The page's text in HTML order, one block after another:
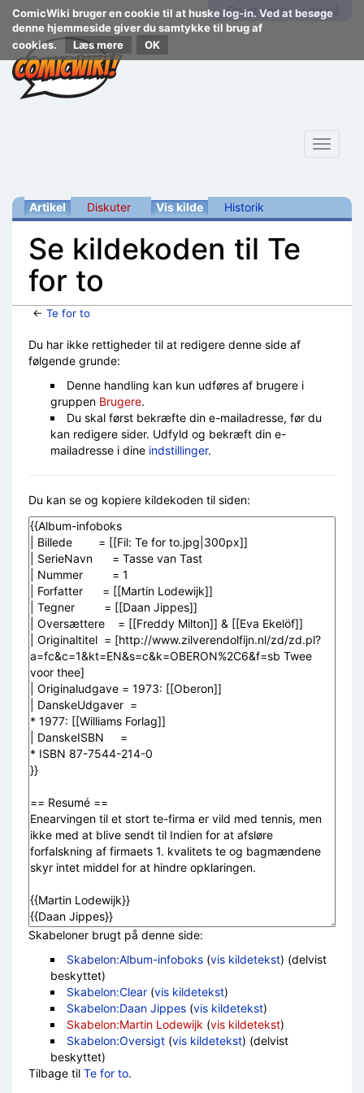
ComicWiki bruger en cookie til at huske log-in. Ved at besøge
denne hjemmeside giver du samtykke til brug af
cookies.
Læs mere
Opret konto Log på
Toggle
Artikel Diskuter Vis kilde Historik
Se kildekoden til Te
for to
← Te for to
Du har ikke rettigheder til at redigere denne side af
følgende grunde:
Denne handling kan kun udføres af brugere i
gruppen Brugere.
Du skal først bekræfte din e-mailadresse, før du
kan redigere sider. Udfyld og bekræft din e-
mailadresse i dine indstillinger.
Du kan se og kopiere kildekoden til siden:
Skabeloner brugt på denne side:
Skabelon:Album-infoboks(vis kildetekst) (delvist
beskyttet)
Skabelon:Clear(vis kildetekst)
Skabelon:Daan Jippes(vis kildetekst)
Skabelon:Martin Lodewijk (vis kildetekst)
Skabelon:Oversigt(vis kildetekst) (delvist
beskyttet)
Tilbage til Te for to.